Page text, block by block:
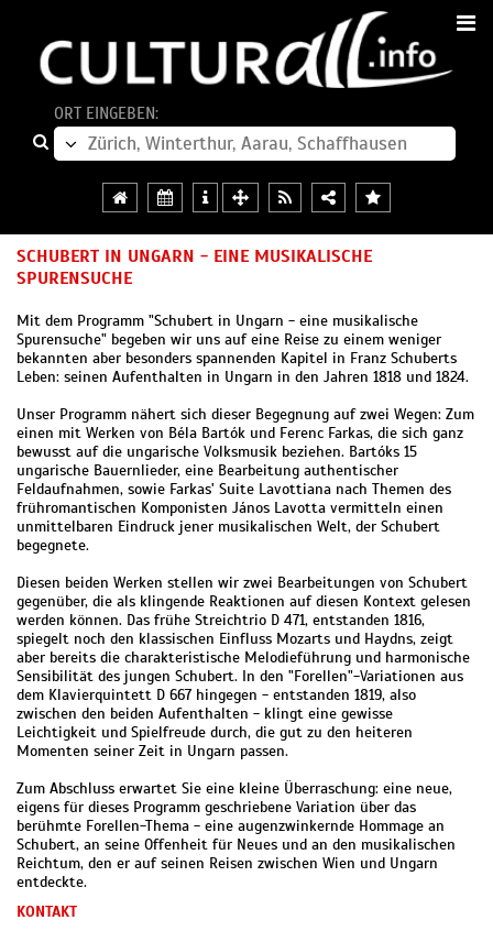
ORT EINGEBEN:
SCHUBERT IN UNGARN - EINE MUSIKALISCHE
SPURENSUCHE
Mit dem Programm "Schubert in Ungarn - eine musikalische
Spurensuche" begeben wir uns auf eine Reise zu einem weniger
bekannten aber besonders spannenden Kapitel in Franz Schuberts
Leben: seinen Aufenthalten in Ungarn in den Jahren 1818 und 1824.
Unser Programm nähert sich dieser Begegnung auf zwei Wegen: Zum
einen mit Werken von Béla Bartók und Ferenc Farkas, die sich ganz
bewusst auf die ungarische Volksmusik beziehen. Bartóks 15
ungarische Bauernlieder, eine Bearbeitung authentischer
Feldaufnahmen, sowie Farkas' Suite Lavottiana nach Themen des
frühromantischen Komponisten János Lavotta vermitteln einen
unmittelbaren Eindruck jener musikalischen Welt, der Schubert
begegnete.
Diesen beiden Werken stellen wir zwei Bearbeitungen von Schubert
gegenüber, die als klingende Reaktionen auf diesen Kontext gelesen
werden können. Das frühe Streichtrio D 471, entstanden 1816,
spiegelt noch den klassischen Einfluss Mozarts und Haydns, zeigt
aber bereits die charakteristische Melodieführung und harmonische
Sensibilität des jungen Schubert. In den "Forellen"-Variationen aus
dem Klavierquintett D 667 hingegen - entstanden 1819, also
zwischen den beiden Aufenthalten - klingt eine gewisse
Leichtigkeit und Spielfreude durch, die gut zu den heiteren
Momenten seiner Zeit in Ungarn passen.
Zum Abschluss erwartet Sie eine kleine Überraschung: eine neue,
eigens für dieses Programm geschriebene Variation über das
berühmte Forellen-Thema - eine augenzwinkernde Hommage an
Schubert, an seine Offenheit für Neues und an den musikalischen
Reichtum, den er auf seinen Reisen zwischen Wien und Ungarn
entdeckte.
KONTAKT